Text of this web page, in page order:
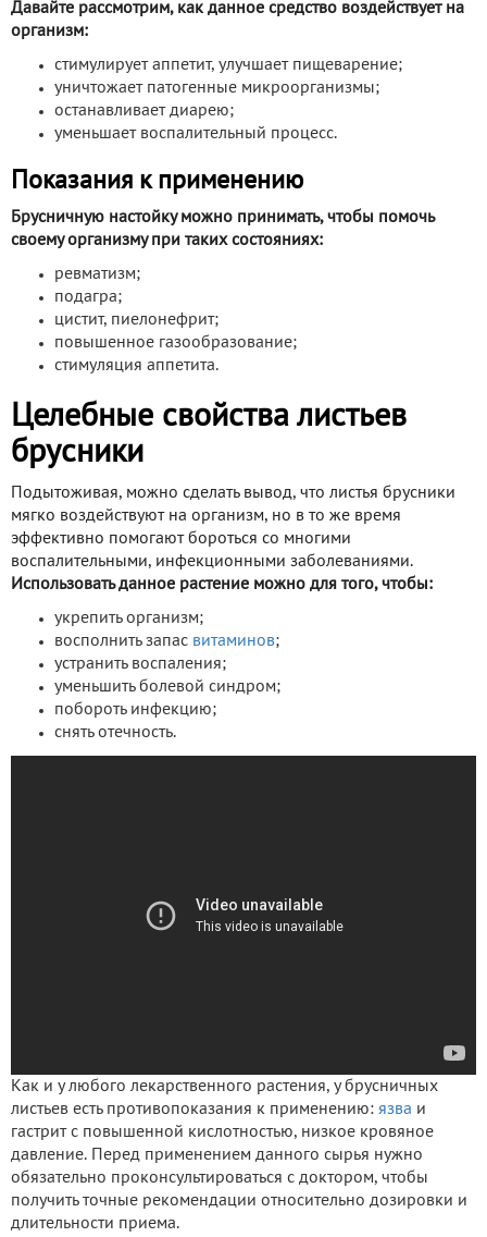
Давайте рассмотрим, как данное средство воздействует на
организм:
стимулирует аппетит, улучшает пищеварение;
уничтожает патогенные микроорганизмы;
останавливает диарею;
уменьшает воспалительный процесс.
Показания к применению
Брусничную настойку можно принимать, чтобы помочь
своему организму при таких состояниях:
ревматизм;
подагра;
цистит, пиелонефрит;
повышенное газообразование;
стимуляция аппетита.
Целебные свойства листьев
брусники
Подытоживая, можно сделать вывод, что листья брусники
мягко воздействуют на организм, но в то же время
эффективно помогают бороться со многими
воспалительными, инфекционными заболеваниями.
Использовать данное растение можно для того, чтобы:
укрепить организм;
восполнить запас витаминов;
устранить воспаления;
уменьшить болевой синдром;
побороть инфекцию;
снять отечность.
Как и у любого лекарственного растения, у брусничных
листьев есть противопоказания к применению: язва и
гастрит с повышенной кислотностью, низкое кровяное
давление. Перед применением данного сырья нужно
обязательно проконсультироваться с доктором, чтобы
получить точные рекомендации относительно дозировки и
длительности приема.